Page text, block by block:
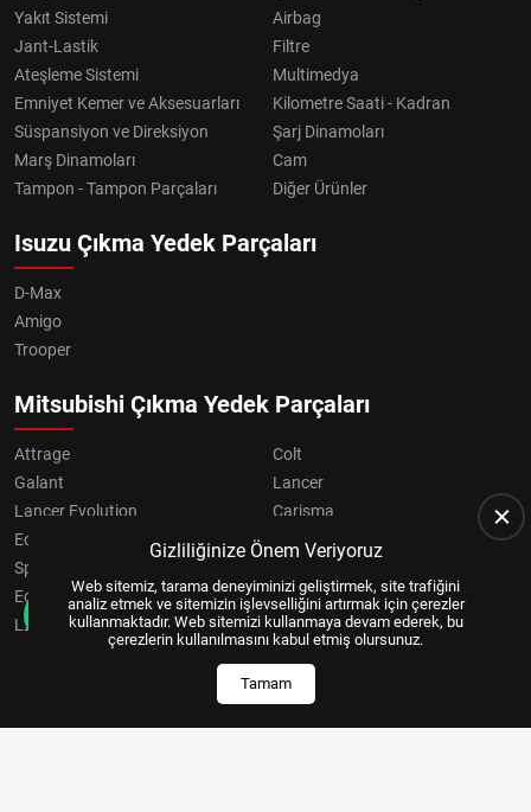
Yakıt Sistemi
Airbag
Jant-Lastik
Filtre
Ateşleme Sistemi
Multimedya
Emniyet Kemer ve Aksesuarları
Kilometre Saati - Kadran
Süspansiyon ve Direksiyon
Şarj Dinamoları
Marş Dinamoları
Cam
Tampon - Tampon Parçaları
Diğer Ürünler
Isuzu Çıkma Yedek Parçaları
D-Max
Amigo
Trooper
Mitsubishi Çıkma Yedek Parçaları
Attrage
Colt
Galant
Lancer
Lancer Evolution
Carisma
Eclipse
Grandis
Space Star
Eclipse Cross
OUTLANDER
L200
Pajero
Gizliliğinize Önem Veriyoruz
Web sitemiz, tarama deneyiminizi geliştirmek, site trafiğini
analiz etmek ve sitemizin işlevselliğini artırmak için çerezler
kullanmaktadır. Web sitemizi kullanmaya devam ederek, bu
çerezlerin kullanılmasını kabul etmiş olursunuz.
Tamam